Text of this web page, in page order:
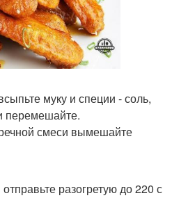
муку и специи - соль,
перемешайте.
смеси вымешайте
разогретую до 220 с